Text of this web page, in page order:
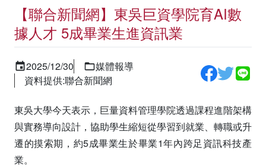
【聯合新聞網】東吳巨資學院育AI數
據人才 5成畢業生進資訊業
2025/12/30
媒體報導
資料提供:聯合新聞網
東吳大學今天表示，巨量資料管理學院透過課程進階架構
與實務導向設計，協助學生縮短從學習到就業、轉職或升
遷的摸索期，約5成畢業生於畢業1年內跨足資訊科技產
業。